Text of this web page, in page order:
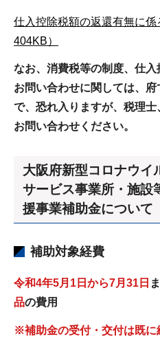
仕入控除税額の返還有無に係
404KB）
なお、消費税等の制度、仕
お問い合わせに関しては、
で、恐れ入りますが、税理
お問い合わせください。
大阪府新型コロナウイ
サービス事業所・施設
援事業補助金について
補助対象経費
令和4年5月1日から7月31日
品の費用
※補助金の受付・交付は既に